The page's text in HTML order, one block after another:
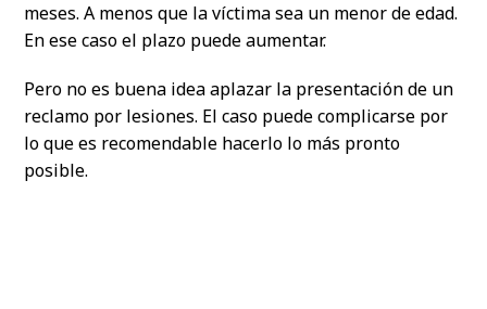
meses. A menos que la víctima sea un menor de edad.
En ese caso el plazo puede aumentar.
Pero no es buena idea aplazar la presentación de un
reclamo por lesiones. El caso puede complicarse por
lo que es recomendable hacerlo lo más pronto
posible.